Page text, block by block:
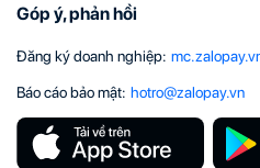
Góp ý, phản hồi
Đăng ký doanh nghiệp:
Báo cáo bảo mật: hotro@zalopay.vn